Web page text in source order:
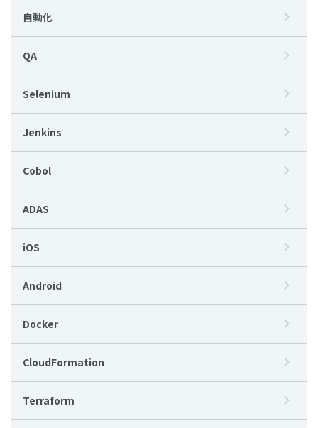
自動化
QA
Selenium
Jenkins
Cobol
ADAS
iOS
Android
Docker
CloudFormation
Terraform